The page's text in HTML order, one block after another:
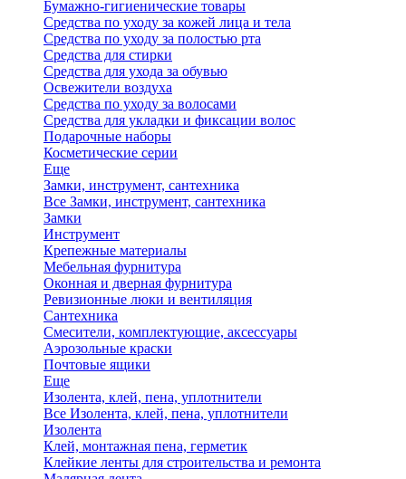
Бумажно-гигиенические товары
Средства по уходу за кожей лица и тела
Средства по уходу за полостью рта
Средства для стирки
Средства для ухода за обувью
Освежители воздуха
Средства по уходу за волосами
Средства для укладки и фиксации волос
Подарочные наборы
Косметические серии
Еще
Замки, инструмент, сантехника
Все Замки, инструмент, сантехника
Замки
Инструмент
Крепежные материалы
Мебельная фурнитура
Оконная и дверная фурнитура
Ревизионные люки и вентиляция
Сантехника
Смесители, комплектующие, аксессуары
Аэрозольные краски
Почтовые ящики
Еще
Изолента, клей, пена, уплотнители
Все Изолента, клей, пена, уплотнители
Изолента
Клей, монтажная пена, герметик
Клейкие ленты для строительства и ремонта